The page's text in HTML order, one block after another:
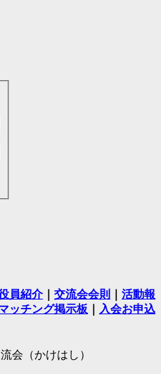
員紹介｜ 交流会会則
活動報
ッチング掲示板
入会お申込
会（かけはし）